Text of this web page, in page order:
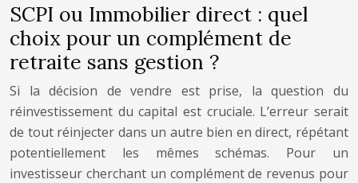
SCPI ou Immobilier direct : quel
choix pour un complément de
retraite sans gestion ?
Si la décision de vendre est prise, la question du
réinvestissement du capital est cruciale. L’erreur serait
de tout réinjecter dans un autre bien en direct, répétant
potentiellement les mêmes schémas. Pour un
investisseur cherchant un complément de revenus pour